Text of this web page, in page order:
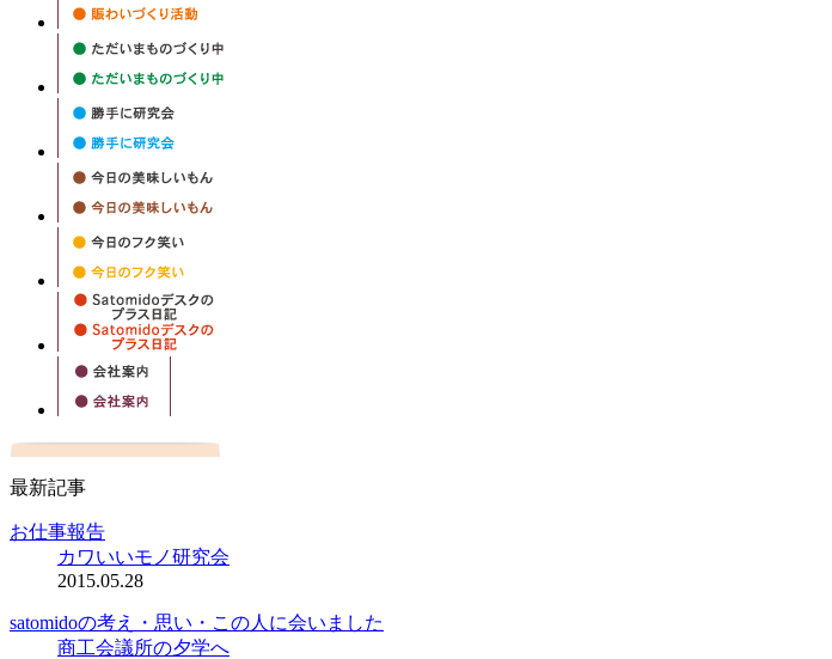
最新記事
お仕事報告
カワいいモノ研究会
2015.05.28
satomidoの考え・思い・この人に会いました
商工会議所の夕学へ